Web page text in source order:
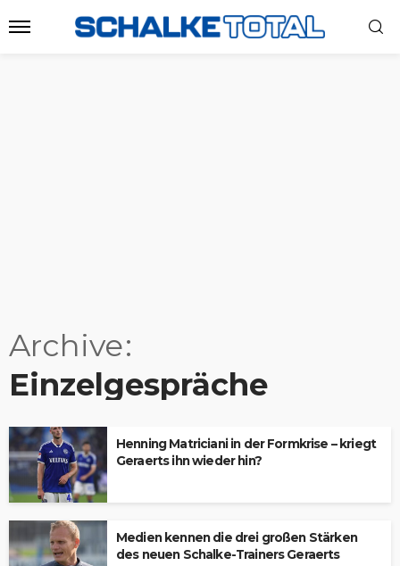
Archive
Einzelgespräche
Henning Matriciani in der Formkrise – kriegt
Geraerts ihn wieder hin?
Medien kennen die drei großen Stärken
des neuen Schalke-Trainers Geraerts